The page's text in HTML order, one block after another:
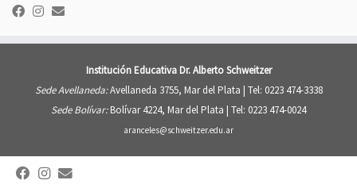
Institución Educativa Dr. Alberto Schweitzer
Sede Avellaneda:Avellaneda 3755, Mar del Plata | Tel: 0223 474-3338
Sede Bolívar:Bolívar 4224, Mar del Plata | Tel: 0223 474-0024
aranceles@schweitzer.edu.ar